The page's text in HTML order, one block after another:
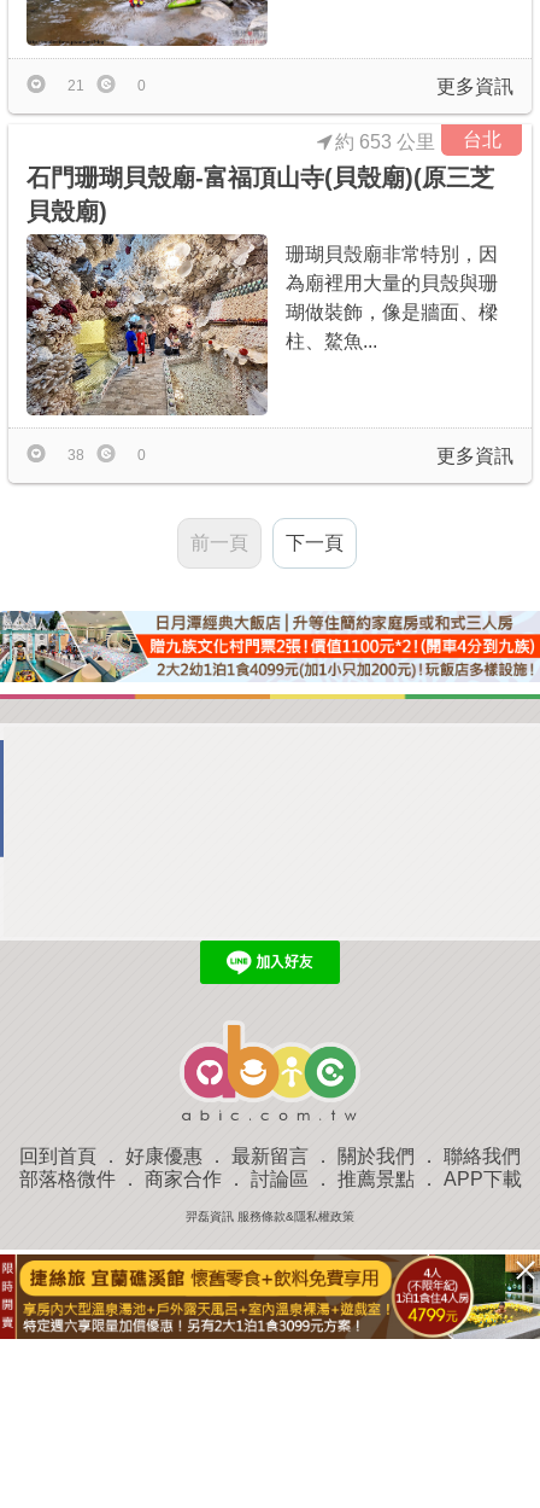
更多資訊
21 0
台北
約 653 公里
石門珊瑚貝殼廟-富福頂山寺(貝殼廟)(原三芝
貝殼廟)
珊瑚貝殼廟非常特別，因
為廟裡用大量的貝殼與珊
瑚做裝飾，像是牆面、樑
柱、鰲魚...
更多資訊
38 0
前一頁 下一頁
回到首頁 ． 好康優惠 ． 最新留言 ． 關於我們 ． 聯絡我們
部落格微件． 商家合作． 討論區 ． 推薦景點． APP下載
羿磊資訊 服務條款&隱私權政策